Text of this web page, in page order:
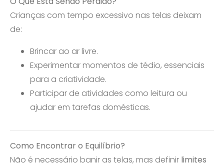
Crianças com tempo excessivo nas telas deixam
de:
Brincar ao ar livre.
Experimentar momentos de tédio, essenciais
para a criatividade.
Participar de atividades como leitura ou
ajudar em tarefas domésticas.
Como Encontrar o Equilíbrio?
Não é necessário banir as telas, mas definir limites